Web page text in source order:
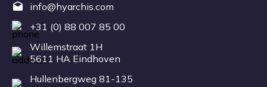
info@hyarchis.com
+31 (0) 88 007 85 00
Willemstraat 1H
5611 HA Eindhoven
Hullenbergweg 81-135